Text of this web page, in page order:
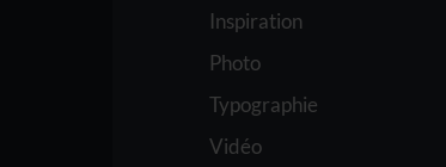
Inspiration
Photo
Typographie
Vidéo